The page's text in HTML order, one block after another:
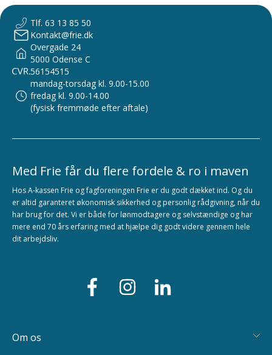
Tlf. 63 13 85 50
Kontakt@frie.dk
Overgade 24
5000 Odense C
56154515
mandag-torsdag kl. 9.00-15.00
fredag kl. 9.00-14.00
(fysisk fremmøde efter aftale)
Med Frie får du flere fordele & ro i maven
Hos A-kassen Frie og fagforeningen Frie er du godt dækket ind. Og du
er altid garanteret økonomisk sikkerhed og personlig rådgivning, når du
har brug for det. Vi er både for lønmodtagere og selvstændige og har
mere end 70 års erfaring med at hjælpe dig godt videre gennem hele
dit arbejdsliv.
Om os